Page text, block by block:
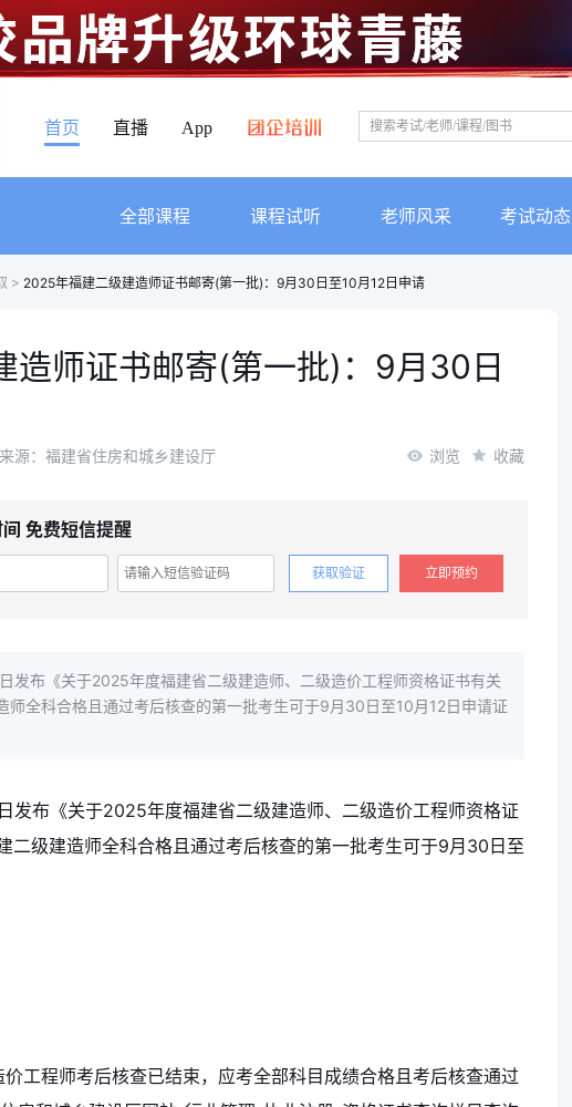
首页 直播 App
全部课程 课程试听 老师风采 考试动态
> 2025年福建二级建造师证书邮寄(第一批)：9月30日至10月12日申请
造师证书邮寄(第一批)：9月30日
来源：福建省住房和城乡建设厅 浏览 收藏
免费短信提醒
获取验证 立即预约
发布《关于2025年度福建省二级建造师、二级造价工程师资格证书有关
全科合格且通过考后核查的第一批考生可于9月30日至10月12日申请证
发布《关于2025年度福建省二级建造师、二级造价工程师资格证
二级建造师全科合格且通过考后核查的第一批考生可于9月30日至
工程师考后核查已结束，应考全部科目成绩合格且考后核查通过